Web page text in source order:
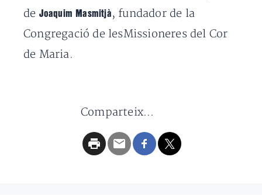
de Joaquim Masmitjà , fundador de la
Congregació de lesMissioneres del Cor
de Maria.
Comparteix...